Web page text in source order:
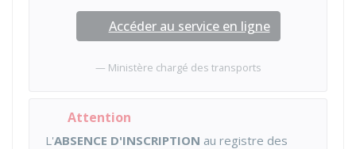
Accéder au service en ligne
Ministère chargé des transports
Attention
L'ABSENCE D'INSCRIPTION au registre des